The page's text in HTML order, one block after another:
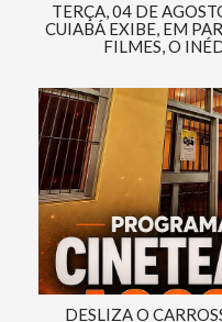
TERÇA, 04 DE
CUIABÁ EXIBE, EM
FILMES, O
DESLIZA O